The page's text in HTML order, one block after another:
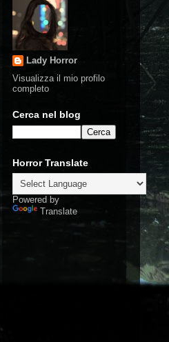
Lady Horror
Visualizza il mio profilo
completo
Cerca nel blog
Horror Translate
Powered by
Translate